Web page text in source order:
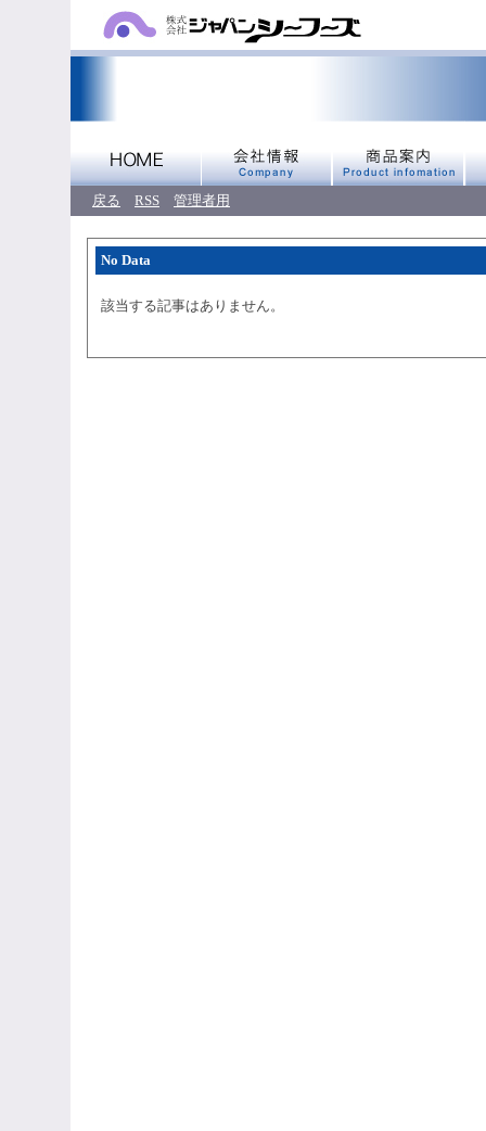
戻る RSS 管理者用
No Data
該当する記事はありません。